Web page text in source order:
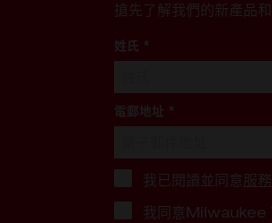
搶先了解我們的新產品
姓氏 *
電郵地址 *
我已閱讀並同意 服
我同意Milwaukee